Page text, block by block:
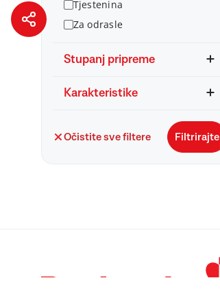
Tjestenina
Za odrasle
Stupanj pripreme
Karakteristike
Očistite sve filtere Filtrirajte